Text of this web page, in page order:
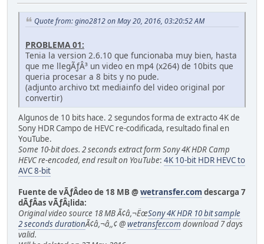
Quote from: gino2812 on May 20, 2016, 03:20:52 AM
PROBLEMA 01:
Tenia la version 2.6.10 que funcionaba muy bien, hasta
que me llegÃƒÂ³ un video en mp4 (x264) de 10bits que
queria procesar a 8 bits y no pude.
(adjunto archivo txt mediainfo del video original por
convertir)
Algunos de 10 bits hace. 2 segundos forma de extracto 4K de
Sony HDR Campo de HEVC re-codificada, resultado final en
YouTube.
Some 10-bit does. 2 seconds extract form Sony 4K HDR Camp
HEVC re-encoded, end result on YouTube: 4K 10-bit HDR HEVC to
AVC 8-bit
Fuente de vÃƒÂ­deo de 18 MB @wetransfer.com descarga 7
dÃƒÂ­as vÃƒÂ¡lida:
Original video source 18 MB Ã¢â,¬ËœSony 4K HDR 10 bit sample
2 seconds durationÃ¢â,¬â,,¢ @wetransfer.com download 7 days
valid.